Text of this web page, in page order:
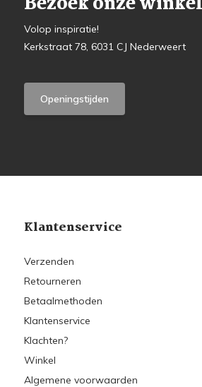
Volop inspiratie!
Kerkstraat 78, 6031 CJ Nederweert
Openingstijden
Klantenservice
Verzenden
Retourneren
Betaalmethoden
Klantenservice
Klachten?
Winkel
Algemene voorwaarden